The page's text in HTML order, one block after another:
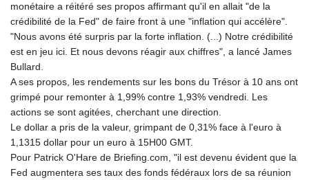
ILS 3.0115
IMP 0.742819
INR 95.19655
IQD
IRR
1374799.999626
JEP 0.742819
JOD 0.708983
JPY 157.761501
monétaire a réitéré ses propos affirmant qu'il en allait "de la
crédibilité de la Fed" de faire front à une "inflation qui accélère".
"Nous avons été surpris par la forte inflation. (...) Notre crédibilité
est en jeu ici. Et nous devons réagir aux chiffres", a lancé James
Bullard.
A ses propos, les rendements sur les bons du Trésor à 10 ans ont
grimpé pour remonter à 1,99% contre 1,93% vendredi. Les
actions se sont agitées, cherchant une direction.
Le dollar a pris de la valeur, grimpant de 0,31% face à l'euro à
1,1315 dollar pour un euro à 15H00 GMT.
Pour Patrick O'Hare de Briefing.com, "il est devenu évident que la
Fed augmentera ses taux des fonds fédéraux lors de sa réunion